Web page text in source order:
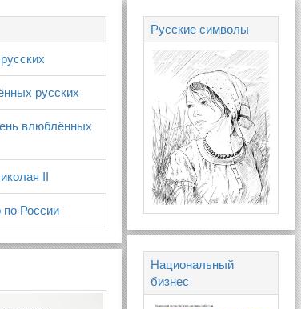
русских
влюблённых
II
России
Русские символы
Национальный
бизнес